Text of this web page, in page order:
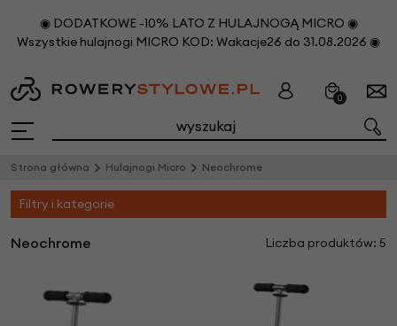
◉ DODATKOWE -10% LATO Z HULAJNOGĄ MICRO ◉
Wszystkie hulajnogi MICRO KOD: Wakacje26 do 31.08.2026 ◉
0
Strona główna Hulajnogi Micro Neochrome
Filtry i kategorie
Neochrome Liczba produktów: 5